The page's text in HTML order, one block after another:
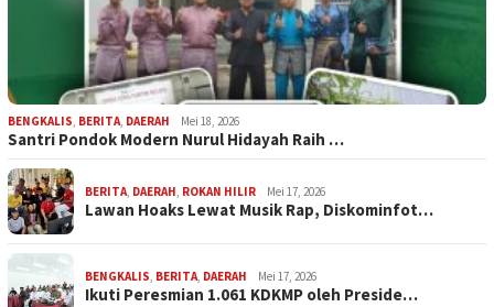
BENGKALIS, BERITA, DAERAH Mei 18, 2026
Santri Pondok Modern Nurul Hidayah Raih …
BERITA, DAERAH, ROKAN HILIR Mei 17, 2026
Lawan Hoaks Lewat Musik Rap, Diskominfot…
BENGKALIS, BERITA, DAERAH Mei 17, 2026
Ikuti Peresmian 1.061 KDKMP oleh Preside…